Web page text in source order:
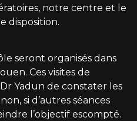
notre centre et le
disposition.
seront organisés dans
Ces visites de
Yadun de constater les
si d’autres séances
l’objectif escompté.